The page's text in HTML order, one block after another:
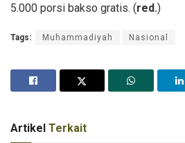
5.000 porsi bakso gratis. (red.)
Tags: Muhammadiyah Nasional
Artikel Terkait